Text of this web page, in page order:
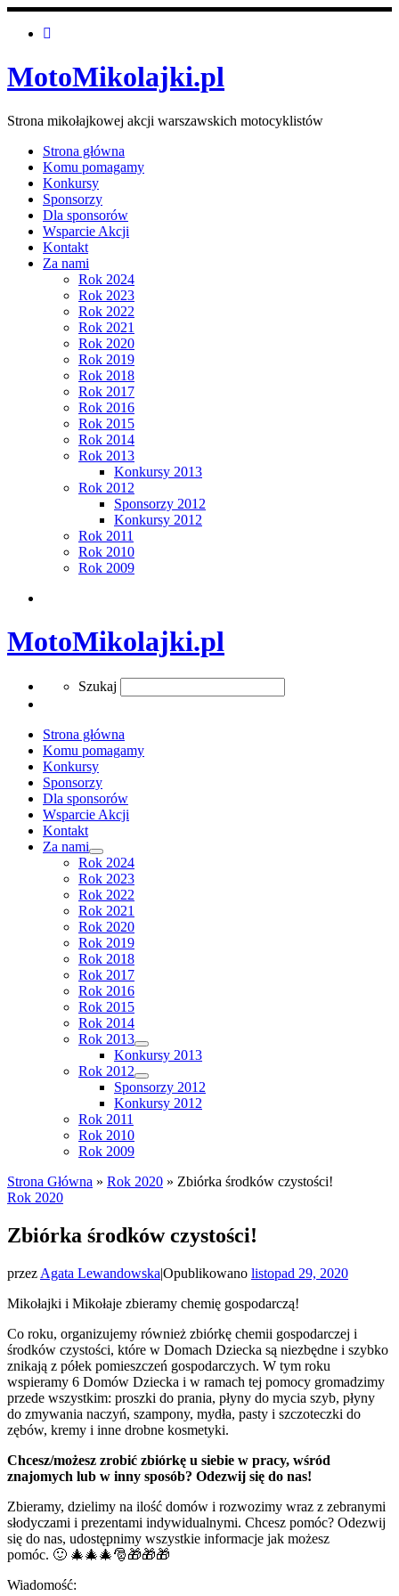
MotoMikolajki.pl
Strona mikołajkowej akcji warszawskich motocyklistów
Strona główna
Komu pomagamy
Konkursy
Sponsorzy
Dla sponsorów
Wsparcie Akcji
Kontakt
Za nami
Rok 2024
Rok 2023
Rok 2022
Rok 2021
Rok 2020
Rok 2019
Rok 2018
Rok 2017
Rok 2016
Rok 2015
Rok 2014
Rok 2013
Konkursy 2013
Rok 2012
Sponsorzy 2012
Konkursy 2012
Rok 2011
Rok 2010
Rok 2009
MotoMikolajki.pl
SearchSzukaj
Strona główna
Komu pomagamy
Konkursy
Sponsorzy
Dla sponsorów
Wsparcie Akcji
Kontakt
Za nami
Rok 2024
Rok 2023
Rok 2022
Rok 2021
Rok 2020
Rok 2019
Rok 2018
Rok 2017
Rok 2016
Rok 2015
Rok 2014
Rok 2013
Konkursy 2013
Rok 2012
Sponsorzy 2012
Konkursy 2012
Rok 2011
Rok 2010
Rok 2009
Strona Główna » Rok 2020 » Zbiórka środków czystości!
Rok 2020
Zbiórka środków czystości!
przez Agata Lewandowska|Opublikowano listopad 29, 2020
Mikołajki i Mikołaje zbieramy chemię gospodarczą!
Co roku, organizujemy również zbiórkę chemii gospodarczej i
środków czystości, które w Domach Dziecka są niezbędne i szybko
znikają z półek pomieszczeń gospodarczych. W tym roku
wspieramy 6 Domów Dziecka i w ramach tej pomocy gromadzimy
przede wszystkim: proszki do prania, płyny do mycia szyb, płyny
do zmywania naczyń, szampony, mydła, pasty i szczoteczki do
zębów, kremy i inne drobne kosmetyki.
Chcesz/możesz zrobić zbiórkę u siebie w pracy, wśród
znajomych lub w inny sposób? Odezwij się do nas!
Zbieramy, dzielimy na ilość domów i rozwozimy wraz z zebranymi
słodyczami i prezentami indywidualnymi. Chcesz pomóc? Odezwij
się do nas, udostępnimy wszystkie informacje jak możesz
pomóc. 🙂 🎄🎄🎄🎅🎁🎁🎁
Wiadomość: